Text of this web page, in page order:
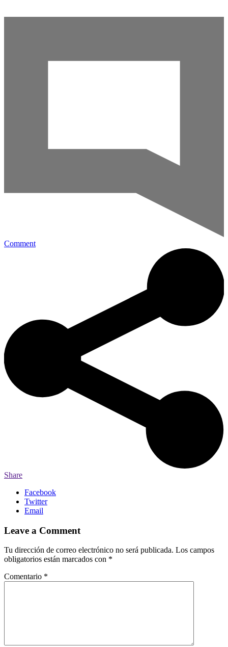
Comment
Share
Facebook
Twitter
Email
Leave a Comment
Tu dirección de correo electrónico no será publicada. Los campos
obligatorios están marcados con *
Comentario *